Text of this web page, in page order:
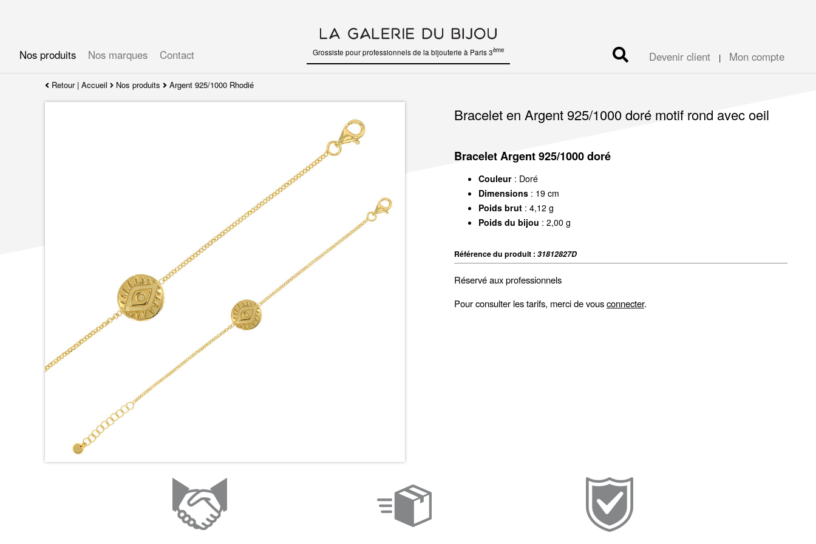
Nos produits Nos marques Contact Devenir client | Mon compte
Grossiste pour professionnels de la bijouterie à Paris 3ème
Retour| Accueil Nos produits Argent 925/1000 Rhodié
Bracelet en Argent 925/1000 doré motif rond avec oeil
Bracelet Argent 925/1000 doré
Couleur: Doré
Dimensions: 19 cm
Poids brut: 4,12 g
Poids du bijou : 2,00 g
Référence du produit : 31812827D
Réservé aux professionnels
Pour consulter les tarifs, merci de vousconnecter.